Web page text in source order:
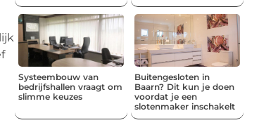
Systeembouw van
bedrijfshallen vraagt om
slimme keuzes
Buitengesloten in
Baarn? Dit kun je doen
voordat je een
slotenmaker inschakelt